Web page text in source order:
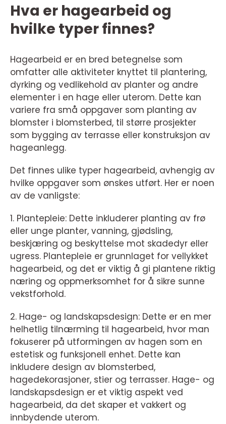
Hva er hagearbeid og
hvilke typer finnes?
Hagearbeid er en bred betegnelse som
omfatter alle aktiviteter knyttet til plantering,
dyrking og vedlikehold av planter og andre
elementer i en hage eller uterom. Dette kan
variere fra små oppgaver som planting av
blomster i blomsterbed, til større prosjekter
som bygging av terrasse eller konstruksjon av
hageanlegg.
Det finnes ulike typer hagearbeid, avhengig av
hvilke oppgaver som ønskes utført. Her er noen
av de vanligste:
1. Plantepleie: Dette inkluderer planting av frø
eller unge planter, vanning, gjødsling,
beskjæring og beskyttelse mot skadedyr eller
ugress. Plantepleie er grunnlaget for vellykket
hagearbeid, og det er viktig å gi plantene riktig
næring og oppmerksomhet for å sikre sunne
vekstforhold.
2. Hage- og landskapsdesign: Dette er en mer
helhetlig tilnærming til hagearbeid, hvor man
fokuserer på utformingen av hagen som en
estetisk og funksjonell enhet. Dette kan
inkludere design av blomsterbed,
hagedekorasjoner, stier og terrasser. Hage- og
landskapsdesign er et viktig aspekt ved
hagearbeid, da det skaper et vakkert og
innbydende uterom.